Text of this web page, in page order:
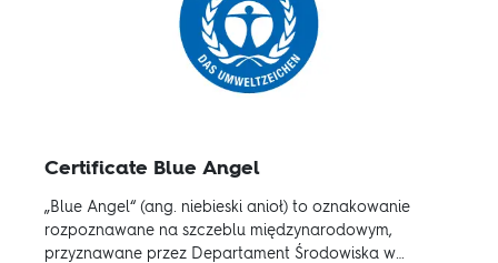
Certificate Blue Angel
„Blue Angel“ (ang. niebieski anioł) to oznakowanie
rozpoznawane na szczeblu międzynarodowym,
przyznawane przez Departament Środowiska w